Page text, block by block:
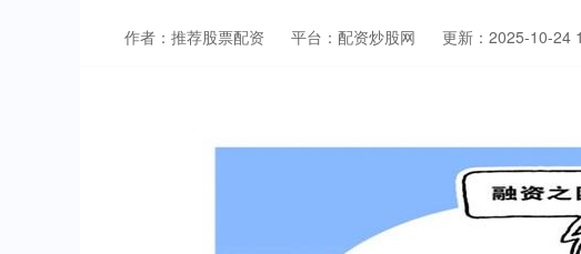
作者：推荐股票配资 平台：配资炒股网 更新：2025-10-24